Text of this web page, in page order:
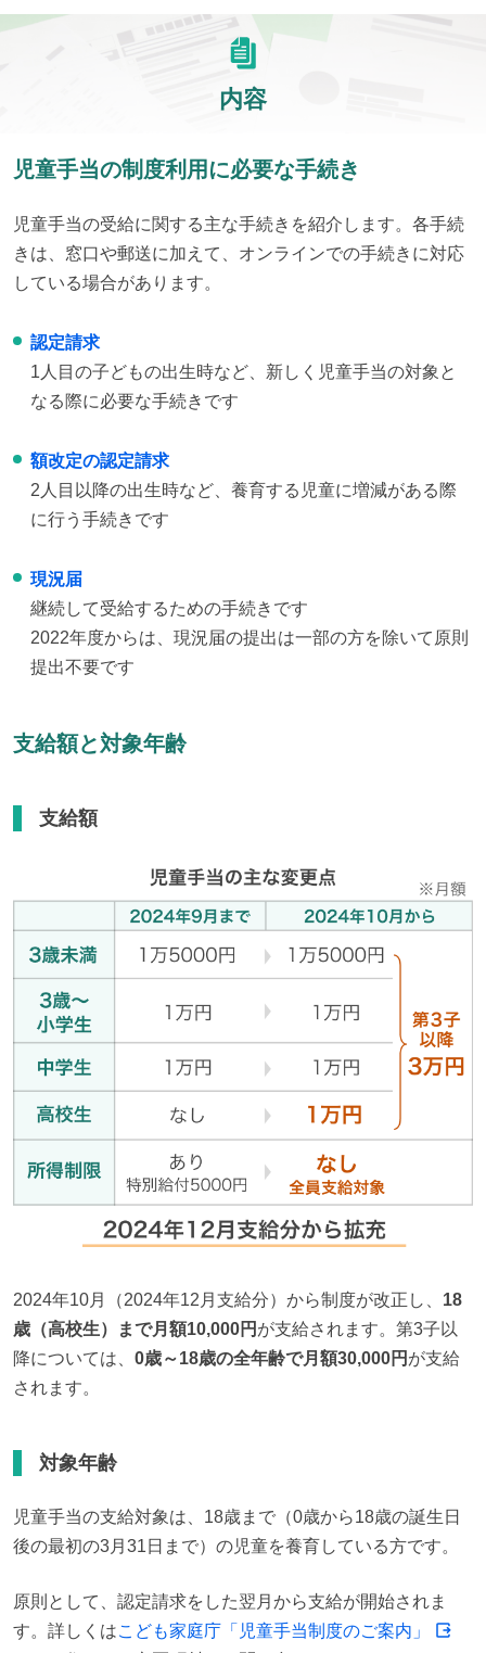
内容
児童手当の制度利用に必要な手続き
児童手当の受給に関する主な手続きを紹介します。各手続
きは、窓口や郵送に加えて、オンラインでの手続きに対応
している場合があります。
認定請求
1人目の子どもの出生時など、新しく児童手当の対象と
なる際に必要な手続きです
額改定の認定請求
2人目以降の出生時など、養育する児童に増減がある際
に行う手続きです
現況届
継続して受給するための手続きです
2022年度からは、現況届の提出は一部の方を除いて原則
提出不要です
支給額と対象年齢
支給額
2024年10月（2024年12月支給分）から制度が改正し、 18
歳（高校生）まで月額10,000円 が支給されます。第3子以
降については、 0歳～18歳の全年齢で月額30,000円 が支給
されます。
対象年齢
児童手当の支給対象は、18歳まで（0歳から18歳の誕生日
後の最初の3月31日まで）の児童を養育している方です。
原則として、認定請求をした翌月から支給が開始されま
す。詳しくはこども家庭庁「児童手当制度のご案内」